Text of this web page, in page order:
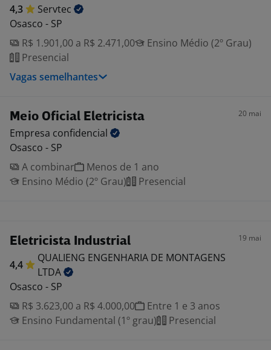
4,3
Servtec
Osasco - SP
R$ 1.901,00 a R$ 2.471,00
Ensino Médio (2º Grau)
Presencial
Vagas semelhantes
Meio Oficial Eletricista 20 mai
Empresa confidencial
Osasco - SP
A combinar
Menos de 1 ano
Ensino Médio (2º Grau)
Presencial
Eletricista Industrial 19 mai
4,4
QUALIENG ENGENHARIA DE MONTAGENS
LTDA
Osasco - SP
R$ 3.623,00 a R$ 4.000,00
Entre 1 e 3 anos
Ensino Fundamental (1º grau)
Presencial